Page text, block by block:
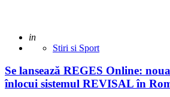
Adaugat
in
Stiri si Sport
Se lansează REGES Online:
înlocui sistemul REVISAL în